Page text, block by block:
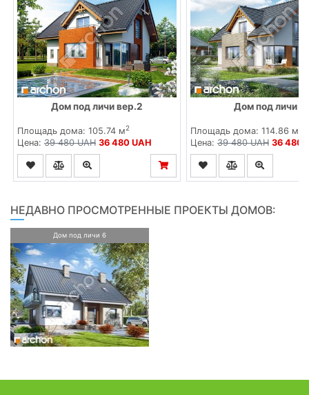
Дом под личи вер.2
Площадь дома: 105.74 м2
Цена: 39 480 UAH 36 480 UAH
Дом под личи 4
Площадь дома: 114.86 м
Цена:39 480 UAH 36 480
НЕДАВНО ПРОСМОТРЕННЫЕ ПРОЕКТЫ ДОМОВ:
Дом под личи 6